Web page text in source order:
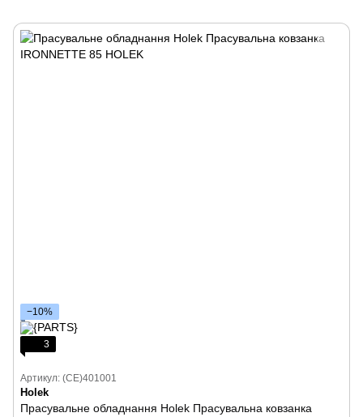
−10%
3
Артикул: (CE)401001
Holek
Прасувальне обладнання Holek Прасувальна ковзанка